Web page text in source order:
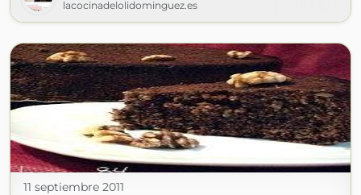
lacocinadelolidominguez.es
11 septiembre 2011